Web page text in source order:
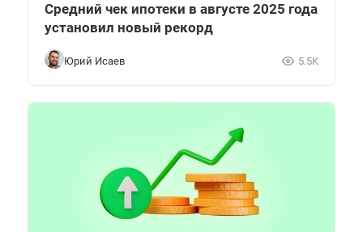
Средний чек ипотеки в августе 2025 года
установил новый рекорд
Юрий Исаев 5.5K